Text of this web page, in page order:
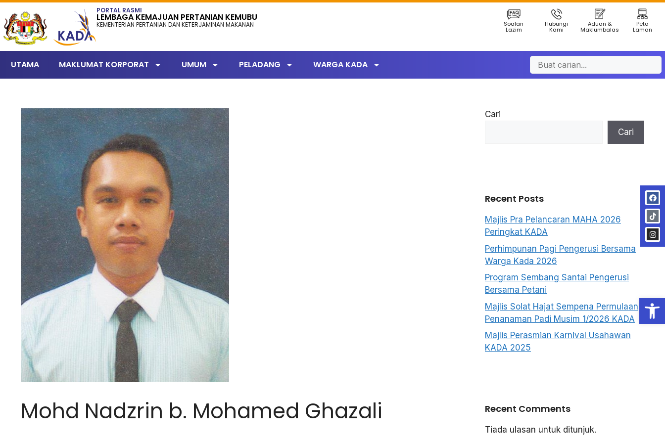
PORTAL RASMI
LEMBAGA KEMAJUAN PERTANIAN KEMUBU
KEMENTERIAN PERTANIAN DAN KETERJAMINAN MAKANAN Soalan
Lazim
Hubungi
Kami
Aduan &
Maklumbalas
Peta
Laman
UTAMA MAKLUMAT KORPORAT UMUM PELADANG WARGA KADA
Mohd Nadzrin b. Mohamed Ghazali
Cari
Cari
Recent Posts
Majlis Pra Pelancaran MAHA 2026
Peringkat KADA
Perhimpunan Pagi Pengerusi Bersama
Warga Kada 2026
Program Sembang Santai Pengerusi
Bersama Petani
Majlis Solat Hajat Sempena Permulaan
Penanaman Padi Musim 1/2026 KADA
Majlis Perasmian Karnival Usahawan
KADA 2025
Recent Comments
Tiada ulasan untuk ditunjuk.